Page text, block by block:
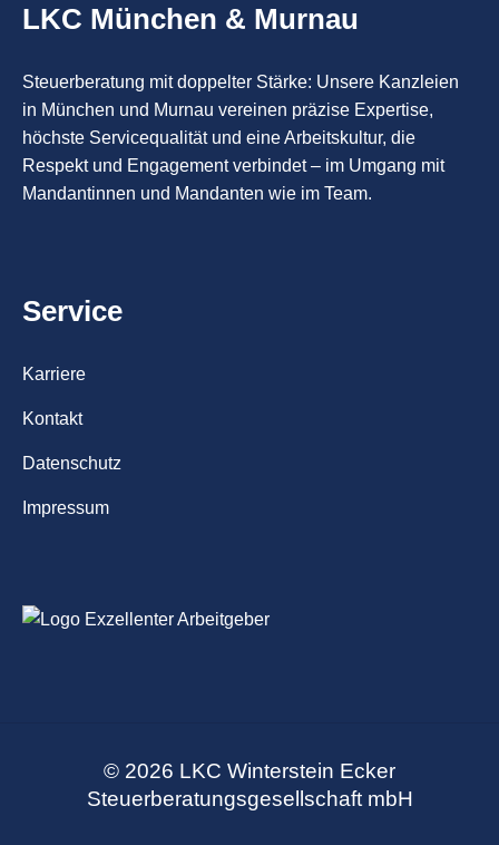
LKC München & Murnau
Steuerberatung mit doppelter Stärke: Unsere Kanzleien
in München und Murnau vereinen präzise Expertise,
höchste Servicequalität und eine Arbeitskultur, die
Respekt und Engagement verbindet – im Umgang mit
Mandantinnen und Mandanten wie im Team.
Service
Karriere
Kontakt
Datenschutz
Impressum
© 2026 LKC Winterstein Ecker
Steuerberatungsgesellschaft mbH